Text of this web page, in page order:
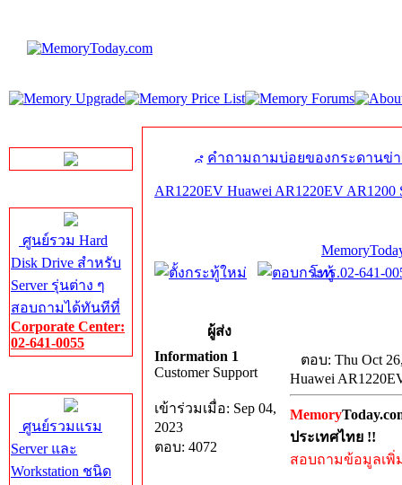
ศูนย์รวม Hard
Disk Drive สำหรับ
Server รุ่นต่าง ๆ
สอบถามได้ทันทีที่
Corporate Center:
02-641-0055
ศูนย์รวมแรม
Server และ
Workstation ชนิด
คำถามถามบ่อยของกระดานข่
AR1220EV Huawei AR1220EV AR1200
โทร.02-641-
ผู้ส่ง
Information 1
Customer Support
เข้าร่วมเมื่อ: Sep 04,
2023
ตอบ: 4072
ตอบ: Thu Oct
Huawei
Memory
ประเทศไทย !!
สอบถามข้อมูลเพิ่